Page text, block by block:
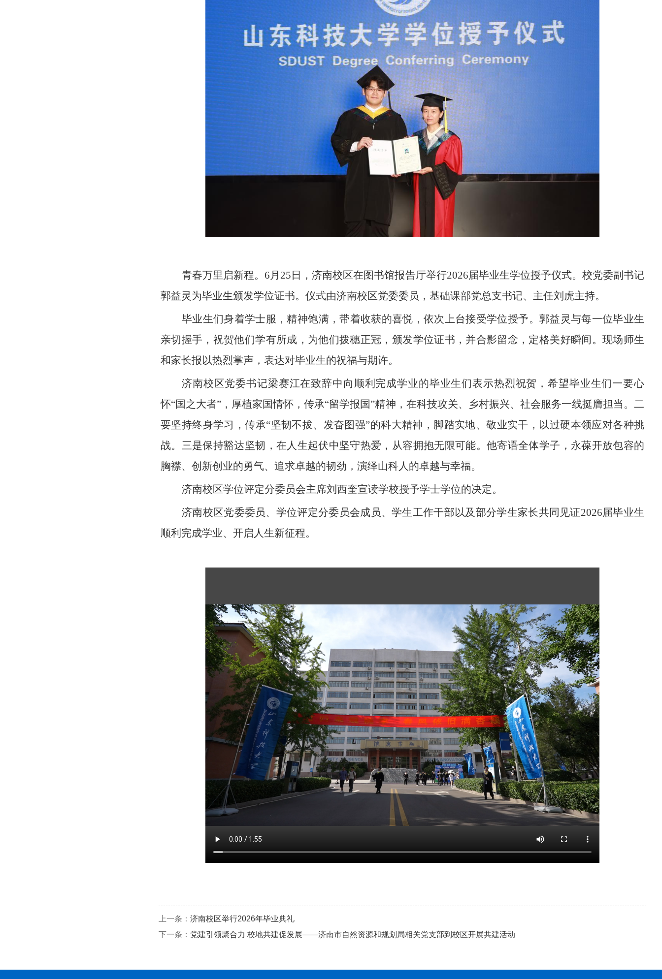
青春万里启新程。 6月25日，济南校区在图书馆报告厅举行2026届毕业生学位授予仪式。校党委副书记
郭益灵为毕业生颁发学位证书。仪式由济南校区党委委员，基础课部党总支书记、主任刘虎主持。
毕业生们身着学士服，精神饱满，带着收获的喜悦，依次上台接受学位授予。郭益灵与每一位毕业生
亲切握手，祝贺他们学有所成，为他们拨穗正冠，颁发学位证书，并合影留念，定格美好瞬间。现场师生
和家长报以热烈掌声，表达对毕业生的祝福与期许。
济南校区党委书记梁赛江在致辞中向顺利完成学业的毕业生们表示热烈祝贺，希望毕业生们一要心
怀“国之大者”，厚植家国情怀，传承“留学报国”精神，在科技攻关、乡村振兴、社会服务一线挺膺担当。二
要坚持终身学习，传承“坚韧不拔、发奋图强”的科大精神，脚踏实地、敬业实干，以过硬本领应对各种挑
战。三是保持豁达坚韧，在人生起伏中坚守热爱，从容拥抱无限可能。他寄语全体学子，永葆开放包容的
胸襟、创新创业的勇气、追求卓越的韧劲，演绎山科人的卓越与幸福。
济南校区学位评定分委员会主席刘西奎宣读学校授予学士学位的决定。
济南校区党委委员、学位评定分委员会成员、学生工作干部以及部分学生家长共同见证2026届毕业生
顺利完成学业、开启人生新征程。
上一条： 济南校区举行2026年毕业典礼
下一条： 党建引领聚合力 校地共建促发展——济南市自然资源和规划局相关党支部到校区开展共建活动